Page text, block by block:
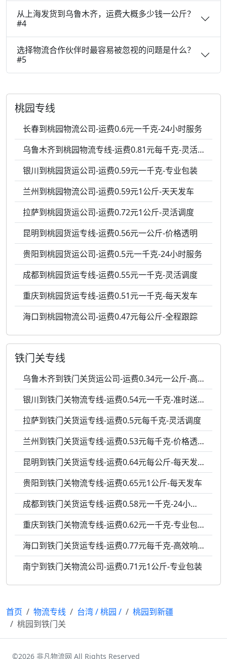
从上海发货到乌鲁木齐，运费大概多少钱一公斤？
#4
选择物流合作伙伴时最容易被忽视的问题是什么？
#5
桃园专线
长春到桃园物流公司-运费0.6元一千克-24小时服务
乌鲁木齐到桃园物流专线-运费0.81元每千克-灵活调度
银川到桃园货运公司-运费0.59元一千克-专业包装
兰州到桃园物流公司-运费0.59元1公斤-天天发车
拉萨到桃园货运公司-运费0.72元1公斤-灵活调度
昆明到桃园货运专线-运费0.56元一公斤-价格透明
贵阳到桃园货运公司-运费0.5元一千克-24小时服务
成都到桃园货运专线-运费0.55元一千克-灵活调度
重庆到桃园货运专线-运费0.51元一千克-每天发车
海口到桃园物流公司-运费0.47元每公斤-全程跟踪
铁门关专线
乌鲁木齐到铁门关货运公司-运费0.34元一公斤-高效响应
银川到铁门关物流专线-运费0.54元一千克-准时送达
拉萨到铁门关货运专线-运费0.5元每千克-灵活调度
兰州到铁门关货运专线-运费0.53元每千克-价格透明
昆明到铁门关货运专线-运费0.64元每公斤-每天发车
贵阳到铁门关物流专线-运费0.65元1公斤-每天发车
成都到铁门关货运专线-运费0.58元一千克-24小时服务
重庆到铁门关物流专线-运费0.62元一千克-专业包装
海口到铁门关货运专线-运费0.77元每千克-高效响应
南宁到铁门关物流公司-运费0.71元1公斤-专业包装
首页 物流专线 台湾/桃园 /
桃园到新疆
桃园到铁门关
©2026 非凡物流网 All Rights Reserved